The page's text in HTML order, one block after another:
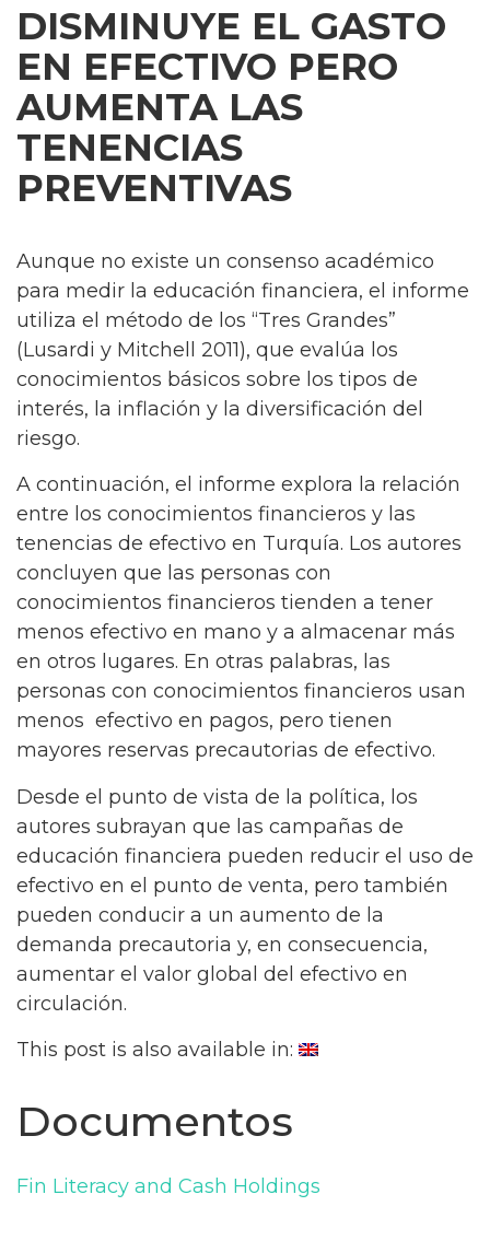
DISMINUYE EL GASTO
EN EFECTIVO PERO
AUMENTA LAS
TENENCIAS
PREVENTIVAS
Aunque no existe un consenso académico
para medir la educación financiera, el informe
utiliza el método de los “Tres Grandes”
(Lusardi y Mitchell 2011), que evalúa los
conocimientos básicos sobre los tipos de
interés, la inflación y la diversificación del
riesgo.
A continuación, el informe explora la relación
entre los conocimientos financieros y las
tenencias de efectivo en Turquía. Los autores
concluyen que las personas con
conocimientos financieros tienden a tener
menos efectivo en mano y a almacenar más
en otros lugares. En otras palabras, las
personas con conocimientos financieros usan
menos efectivo en pagos, pero tienen
mayores reservas precautorias de efectivo.
Desde el punto de vista de la política, los
autores subrayan que las campañas de
educación financiera pueden reducir el uso de
efectivo en el punto de venta, pero también
pueden conducir a un aumento de la
demanda precautoria y, en consecuencia,
aumentar el valor global del efectivo en
circulación.
This post is also available in:
Documentos
Fin Literacy and Cash Holdings